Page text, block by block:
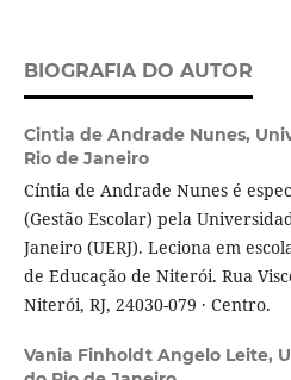
BIOGRAFIA DO AUTOR
Cintia de Andrade Nunes,
Rio de Janeiro
Cíntia de Andrade Nunes é
(Gestão Escolar) pela
Janeiro (UERJ). Leciona em
de Educação de Niterói. Rua
Niterói, RJ, 24030-079 · Centro.
Vania Finholdt Angelo Leite,